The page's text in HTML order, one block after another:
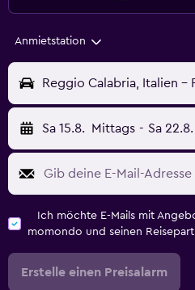
Anmietstation
Reggio Calabria, Italien -
Sa 15.8. Mittags - Sa 22.8.
Ich möchte E-Mails mit
momondo und seinen
Erstelle einen Preisalarm